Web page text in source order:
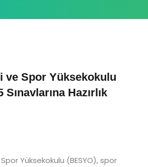
ve Spor Yüksekokulu
Hazırlık
Yüksekokulu (BESYO), spor